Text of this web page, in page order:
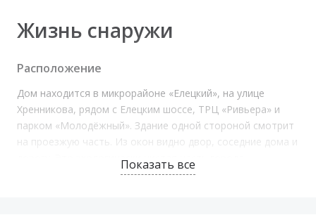
Жизнь снаружи
Расположение
Дом находится в микрорайоне «Елецкий», на улице
Хренникова, рядом с Елецким шоссе, ТРЦ «Ривьера» и
парком «Молодёжный». Здание одной стороной смотрит
на проезжую часть. Из окон видно двор, соседние дома и
дорогу. Это экологически чистая часть города.
Показать все